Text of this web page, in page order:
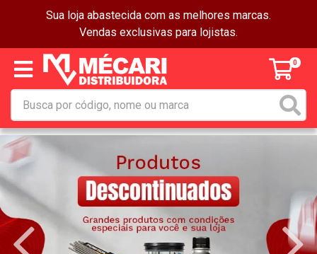
Sua loja abastecida com as melhores marcas.
Vendas exclusivas para lojistas.
0